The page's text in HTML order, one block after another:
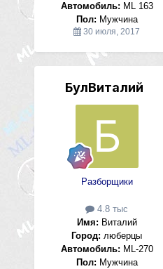
Автомобиль: ML 163
Пол: Мужчина
30 июля, 2017
БулВиталий
Разборщики
4.8 тыс
Имя: Виталий
Город: люберцы
Автомобиль: ML-270
Пол: Мужчина